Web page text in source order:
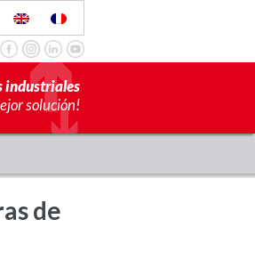
industriales
solución!
de